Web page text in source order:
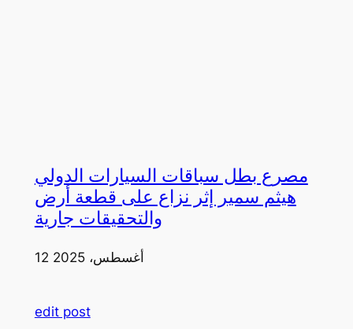
مصرع بطل سباقات السيارات الدولي
هيثم سمير إثر نزاع على قطعة أرض
والتحقيقات جارية
12 أغسطس، 2025
edit post